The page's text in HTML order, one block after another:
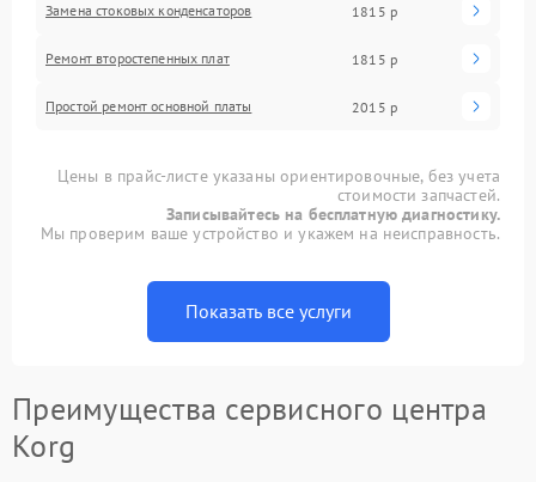
Замена стоковых конденсаторов 1815 р
Ремонт второстепенных плат 1815 р
Простой ремонт основной платы 2015 р
Цены в прайс-листе указаны ориентировочные, без учета
стоимости запчастей.
Записывайтесь на бесплатную диагностику.
Мы проверим ваше устройство и укажем на неисправность.
Показать все услуги
Преимущества сервисного центра
Korg